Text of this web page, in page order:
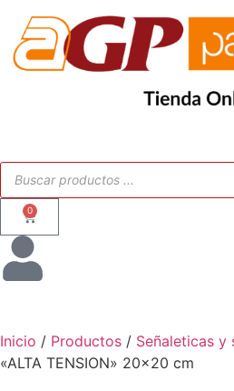
0
Inicio / Productos / Señaleticas y
«ALTA TENSION» 20×20 cm